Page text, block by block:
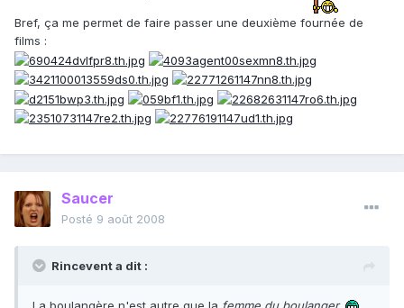
Bref, ça me permet de faire passer une deuxième fournée de
films :
Saucer
Posté 9 août 2008
Rincevent a dit :